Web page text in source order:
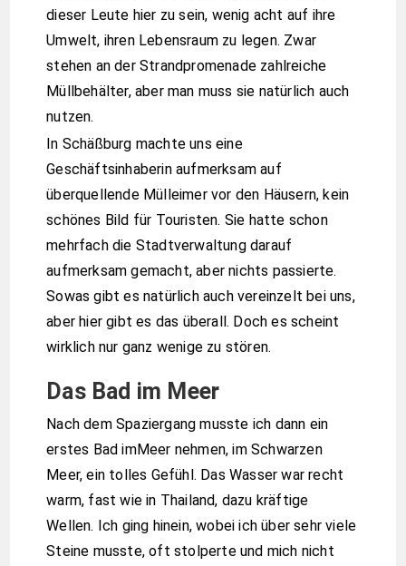
dieser Leute hier zu sein, wenig acht auf ihre
Umwelt, ihren Lebensraum zu legen. Zwar
stehen an der Strandpromenade zahlreiche
Müllbehälter, aber man muss sie natürlich auch
nutzen.
In Schäßburg machte uns eine
Geschäftsinhaberin aufmerksam auf
überquellende Mülleimer vor den Häusern, kein
schönes Bild für Touristen. Sie hatte schon
mehrfach die Stadtverwaltung darauf
aufmerksam gemacht, aber nichts passierte.
Sowas gibt es natürlich auch vereinzelt bei uns,
aber hier gibt es das überall. Doch es scheint
wirklich nur ganz wenige zu stören.
Das Bad im Meer
Nach dem Spaziergang musste ich dann ein
erstes Bad imMeer nehmen, im Schwarzen
Meer, ein tolles Gefühl. Das Wasser war recht
warm, fast wie in Thailand, dazu kräftige
Wellen. Ich ging hinein, wobei ich über sehr viele
Steine musste, oft stolperte und mich nicht